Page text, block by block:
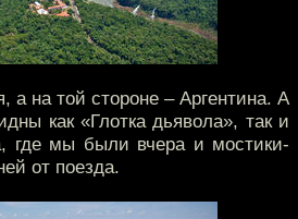
а на той стороне – Аргентина. А
как «Глотка дьявола», так и
где мы были вчера и мостики-
от поезда.